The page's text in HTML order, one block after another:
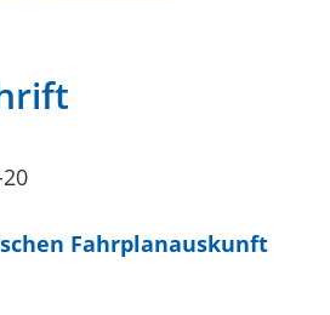
Fahrplanauskunft